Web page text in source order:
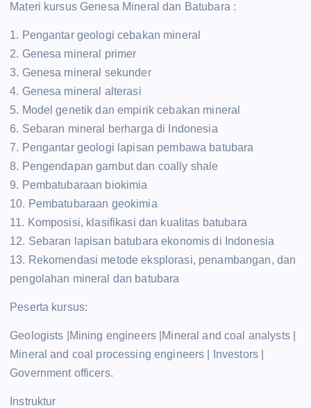
Materi kursus Genesa Mineral dan Batubara :
1. Pengantar geologi cebakan mineral
2. Genesa mineral primer
3. Genesa mineral sekunder
4. Genesa mineral alterasi
5. Model genetik dan empirik cebakan mineral
6. Sebaran mineral berharga di Indonesia
7. Pengantar geologi lapisan pembawa batubara
8. Pengendapan gambut dan coally shale
9. Pembatubaraan biokimia
10. Pembatubaraan geokimia
11. Komposisi, klasifikasi dan kualitas batubara
12. Sebaran lapisan batubara ekonomis di Indonesia
13. Rekomendasi metode eksplorasi, penambangan, dan
pengolahan mineral dan batubara
Peserta kursus:
Geologists |Mining engineers |Mineral and coal analysts |
Mineral and coal processing engineers | Investors |
Government officers.
Instruktur